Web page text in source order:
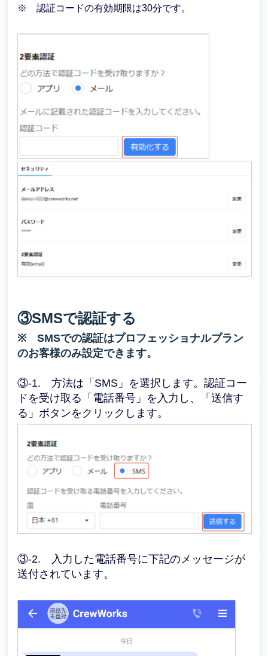
※ 認証コードの有効期限は30分です。
③SMSで認証する
※ SMSでの認証はプロフェッショナルプラン
のお客様のみ設定できます。
③-1. 方法は「SMS」を選択します。認証コー
ドを受け取る「電話番号」を入力し、「送信す
る」ボタンをクリックします。
③-2. 入力した電話番号に下記のメッセージが
送付されています。